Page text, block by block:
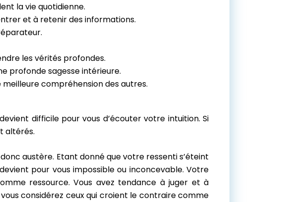
la vie quotidienne.
et à retenir des informations.
les vérités profondes.
profonde sagesse intérieure.
compréhension des autres.
difficile pour vous d’écouter votre intuition. Si
altérés.
austère. Etant donné que votre ressenti s’éteint
pour vous impossible ou inconcevable. Votre
ressource. Vous avez tendance à juger et à
considérez ceux qui croient le contraire comme